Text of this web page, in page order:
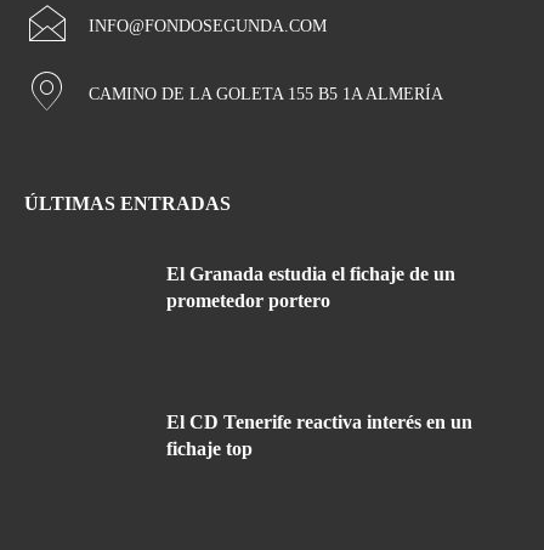
INFO@FONDOSEGUNDA.COM
CAMINO DE LA GOLETA 155 B5 1A ALMERÍA
ÚLTIMAS ENTRADAS
El Granada estudia el fichaje de un
prometedor portero
El CD Tenerife reactiva interés en un
fichaje top